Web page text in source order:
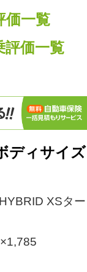
価一覧
評価一覧
ディサイズ
XSター